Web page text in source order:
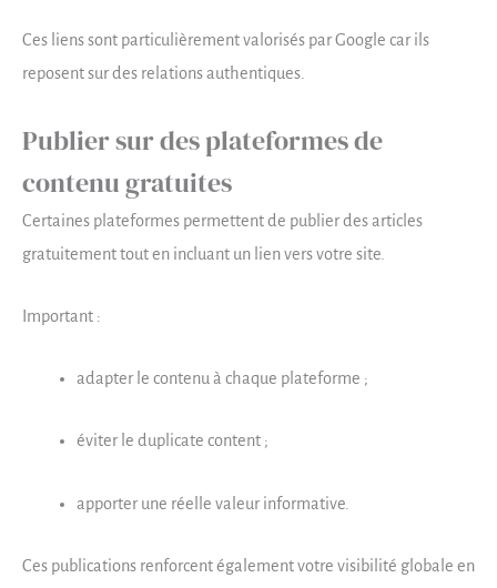
Ces liens sont particulièrement valorisés par Google car ils
reposent sur des relations authentiques.
Publier sur des plateformes de
contenu gratuites
Certaines plateformes permettent de publier des articles
gratuitement tout en incluant un lien vers votre site.
Important :
adapter le contenu à chaque plateforme ;
éviter le duplicate content ;
apporter une réelle valeur informative.
Ces publications renforcent également votre visibilité globale en